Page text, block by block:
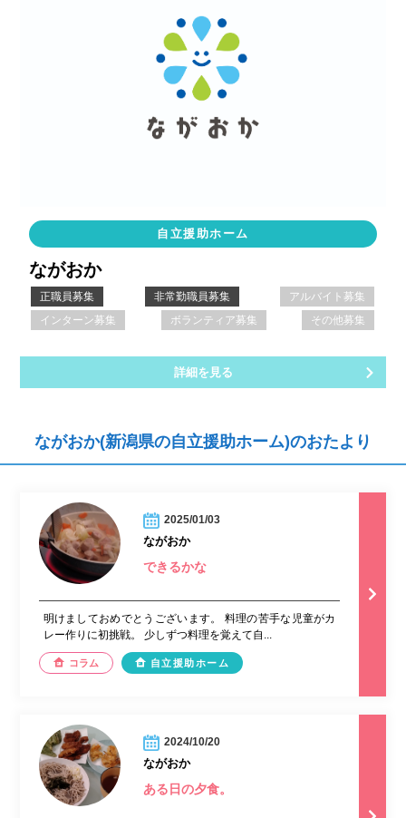
自立援助ホーム
ながおか
正職員募集 非常勤職員募集
アルバイト募集
インターン募集
ボランティア募集 その他募集
詳細を見る
ながおか(新潟県の自立援助ホーム)のおたより
2025/01/03
ながおか
できるかな
明けましておめでとうございます。 料理の苦手な児童がカ
レー作りに初挑戦。 少しずつ料理を覚えて自...
コラム 自立援助ホーム
2024/10/20
ながおか
ある日の夕食。